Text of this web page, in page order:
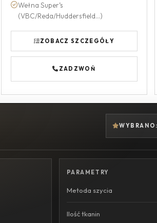
Wełna Super’s
(VBC/Reda/Huddersfield...)
ZOBACZ SZCZEGÓŁY
ZADZWOŃ
PARAMETRY
Metoda szycia
Ilość tkanin